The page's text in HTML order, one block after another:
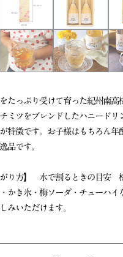
たっぷり受けて育った紀州南高
ミツをブレンドしたハニードリ
特徴です。お子様はもちろん年
品です。
がり方】 水で割るときの目安
かき氷・梅ソーダ・チューハイ
みいただけます。